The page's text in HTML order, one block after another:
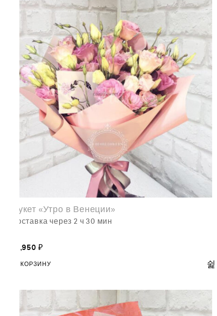
Букет «Утро в Венеции»
доставка через 2 ч 30 мин
13,950 ₽
В КОРЗИНУ